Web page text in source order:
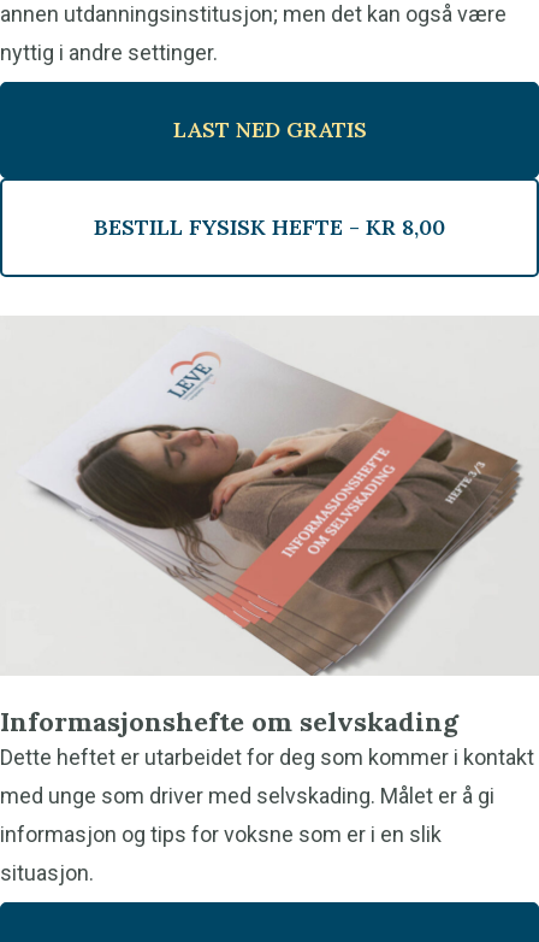
annen utdanningsinstitusjon; men det kan også være
nyttig i andre settinger.
LAST NED GRATIS
BESTILL FYSISK HEFTE - KR 8,00
Informasjonshefte om selvskading
Dette heftet er utarbeidet for deg som kommer i kontakt
med unge som driver med selvskading. Målet er å gi
informasjon og tips for voksne som er i en slik
situasjon.